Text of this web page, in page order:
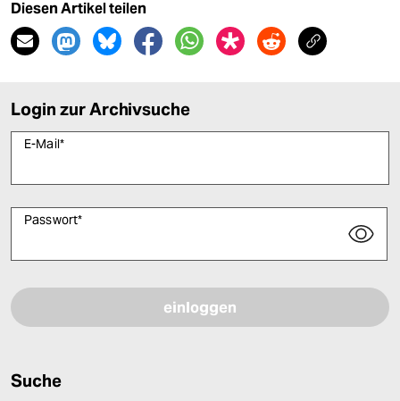
Diesen Artikel teilen
Login zur Archivsuche
E-Mail*
Passwort*
Suche